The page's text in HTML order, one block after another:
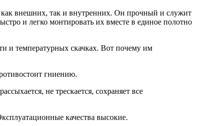
как внешних, так и внутренних. Он прочный и служит
и легко монтировать их вместе в единое полотно
и температурных скачках. Вот почему им
гниению.
не трескается, сохраняет все
качества высокие.